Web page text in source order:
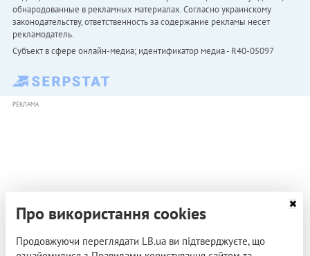
обнародованные в рекламных материалах. Согласно украинскому
законодательству, ответственность за содержание рекламы несет
рекламодатель.
Субъект в сфере онлайн-медиа; идентификатор медиа - R40-05097
РЕКЛАМА
Про використання cookies
Продовжуючи переглядати LB.ua ви підтверджуєте, що